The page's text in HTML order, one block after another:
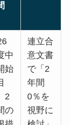
中
始
2
の
連立合
意文書
で「2
年間
0％を
視野に